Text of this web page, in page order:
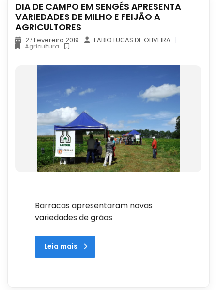
DIA DE CAMPO EM SENGÉS APRESENTA
VARIEDADES DE MILHO E FEIJÃO A
AGRICULTORES
27 Fevereiro 2019 FABIO LUCAS DE OLIVEIRA
Agricultura
Barracas apresentaram novas
variedades de grãos
Leia mais